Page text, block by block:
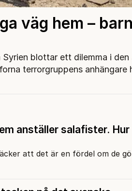
väg hem –
blottar ett dilemma i den
terrorgruppens anhängare
anställer salafister.
att det är en fördel om de